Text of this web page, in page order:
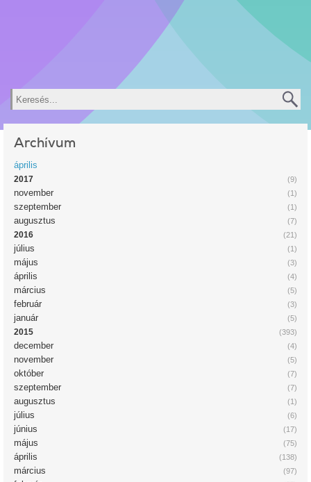
Keresés
Archívum
április
(9)
2017
(1)
november
(1)
szeptember
(7)
augusztus
(21)
2016
(1)
július
(3)
május
(4)
április
(5)
március
(3)
február
(5)
január
(393)
2015
(4)
december
(5)
november
(7)
október
(7)
szeptember
(1)
augusztus
(6)
július
(17)
június
(75)
május
(138)
április
(97)
március